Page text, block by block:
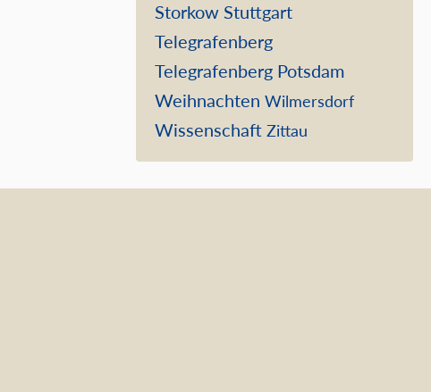
Storkow Stuttgart
Telegrafenberg
Telegrafenberg Potsdam
Weihnachten Wilmersdorf
Wissenschaft Zittau